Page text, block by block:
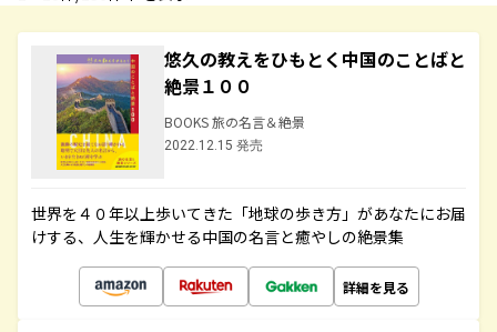
悠久の教えをひもとく中国のことばと
絶景１００
BOOKS 旅の名言＆絶景
2022.12.15 発売
世界を４０年以上歩いてきた「地球の歩き方」があなたにお届
けする、人生を輝かせる中国の名言と癒やしの絶景集
詳細を見る